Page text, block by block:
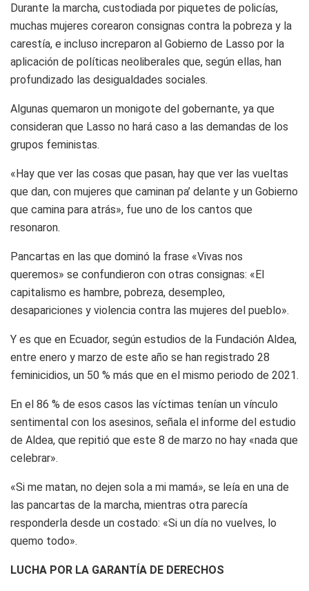
Durante la marcha, custodiada por piquetes de policías,
muchas mujeres corearon consignas contra la pobreza y la
carestía, e incluso increparon al Gobierno de Lasso por la
aplicación de políticas neoliberales que, según ellas, han
profundizado las desigualdades sociales.
Algunas quemaron un monigote del gobernante, ya que
consideran que Lasso no hará caso a las demandas de los
grupos feministas.
«Hay que ver las cosas que pasan, hay que ver las vueltas
que dan, con mujeres que caminan pa’ delante y un Gobierno
que camina para atrás», fue uno de los cantos que
resonaron.
Pancartas en las que dominó la frase «Vivas nos
queremos» se confundieron con otras consignas: «El
capitalismo es hambre, pobreza, desempleo,
desapariciones y violencia contra las mujeres del pueblo».
Y es que en Ecuador, según estudios de la Fundación Aldea,
entre enero y marzo de este año se han registrado 28
feminicidios, un 50 % más que en el mismo periodo de 2021.
En el 86 % de esos casos las víctimas tenían un vínculo
sentimental con los asesinos, señala el informe del estudio
de Aldea, que repitió que este 8 de marzo no hay «nada que
celebrar».
«Si me matan, no dejen sola a mi mamá», se leía en una de
las pancartas de la marcha, mientras otra parecía
responderla desde un costado: «Si un día no vuelves, lo
quemo todo».
LUCHA POR LA GARANTÍA DE DERECHOS